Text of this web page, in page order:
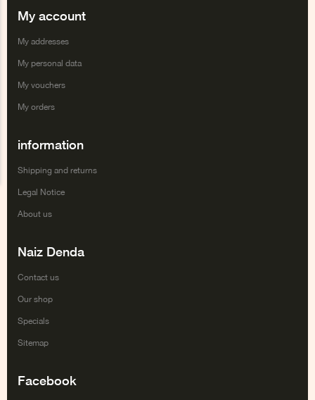
My account
My addresses
My personal data
My vouchers
My orders
information
Shipping and returns
Legal Notice
About us
Naiz Denda
Contact us
Our shop
Specials
Sitemap
Facebook